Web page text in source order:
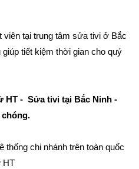
viên tại trung tâm sửa tivi ở Bắc
tiết kiệm thời gian cho quý
HT - Sửa tivi tại Bắc Ninh -
chóng.
thống chi nhánh trên toàn quốc
HT